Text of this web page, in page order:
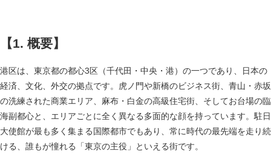
【1. 概要】
港区は、東京都の都心3区（千代田・中央・港）の一つであり、日本の
経済、文化、外交の拠点です。虎ノ門や新橋のビジネス街、青山・赤坂
の洗練された商業エリア、麻布・白金の高級住宅街、そしてお台場の臨
海副都心と、エリアごとに全く異なる多面的な顔を持っています。駐日
大使館が最も多く集まる国際都市でもあり、常に時代の最先端を走り続
ける、誰もが憧れる「東京の主役」といえる街です。